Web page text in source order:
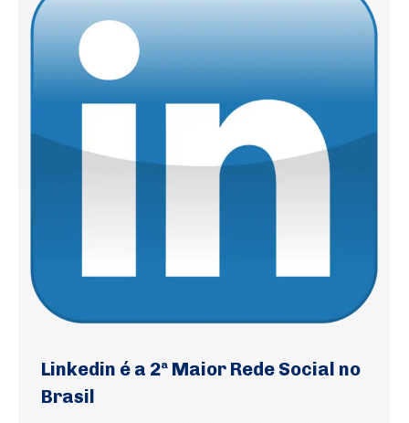
Linkedin é a 2ª Maior Rede Social no
Brasil